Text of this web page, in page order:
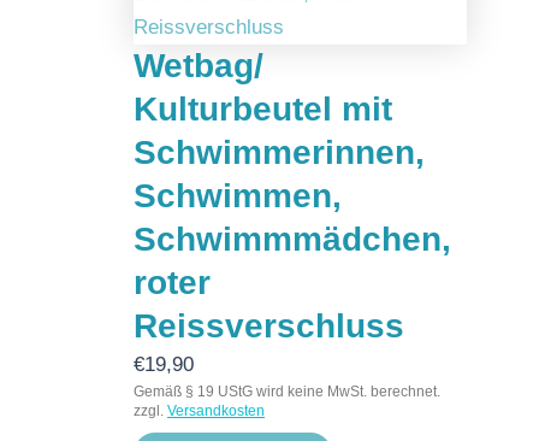
Wetbag/
Kulturbeutel mit
Schwimmerinnen,
Schwimmen,
Schwimmmädchen,
roter
Reissverschluss
€19,90
Gemäß § 19 UStG wird keine MwSt. berechnet.
zzgl. Versandkosten